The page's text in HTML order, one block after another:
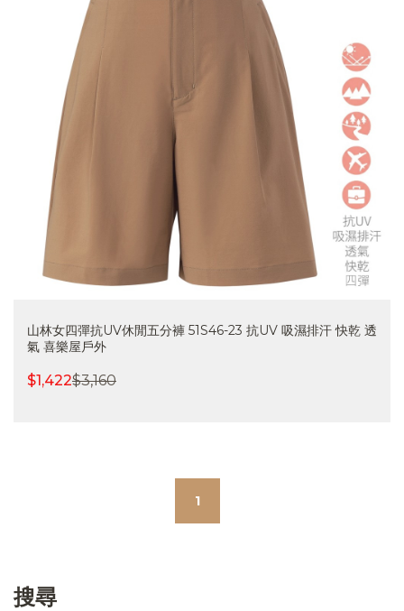
山林女四彈抗UV休閒五分褲 51S46-23 抗UV 吸濕排汗 快乾 透
氣 喜樂屋戶外
$1,422$3,160
1
搜尋